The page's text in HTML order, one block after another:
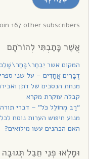
עדכונים
167 other subscribers
אֲשֶׁר כָּתַבְתִּי לְהוֹרֹתָם
המקום אשר
דְבָרִים אֲחָדִים – על שני
מנחת הנסכים של דתן
קבלה עוקרת מקרא
“רַב מְחוֹלֵל כֹּל” – דברי
מנוע חיפוש הערות נוסח
האם הכהנים עשו מילואים?
וּמָלְאוּ פְנֵי תֵבֵל תְּגוּבָה